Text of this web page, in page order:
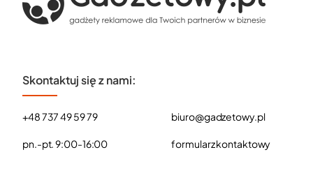
Skontaktuj się z nami:
+48 737 49 59 79
pn.-pt. 9:00-16:00
biuro@gadzetowy.pl
formularz kontaktowy